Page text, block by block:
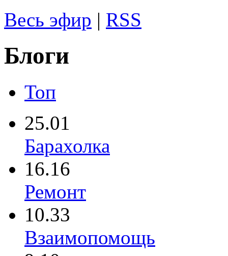
Весь эфир | RSS
Блоги
Топ
25.01
Барахолка
16.16
Ремонт
10.33
Взаимопомощь